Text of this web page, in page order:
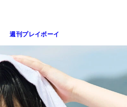
週刊プレイボーイ